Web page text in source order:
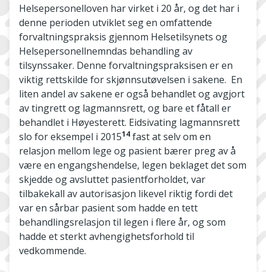
Helsepersonelloven har virket i 20 år, og det har i
denne perioden utviklet seg en omfattende
forvaltningspraksis gjennom Helsetilsynets og
Helsepersonellnemndas behandling av
tilsynssaker. Denne forvaltningspraksisen er en
viktig rettskilde for skjønnsutøvelsen i sakene. En
liten andel av sakene er også behandlet og avgjort
av tingrett og lagmannsrett, og bare et fåtall er
behandlet i Høyesterett. Eidsivating lagmannsrett
slo for eksempel i 201514 fast at selv om en
relasjon mellom lege og pasient bærer preg av å
være en engangshendelse, legen beklaget det som
skjedde og avsluttet pasientforholdet, var
tilbakekall av autorisasjon likevel riktig fordi det
var en sårbar pasient som hadde en tett
behandlingsrelasjon til legen i flere år, og som
hadde et sterkt avhengighetsforhold til
vedkommende.